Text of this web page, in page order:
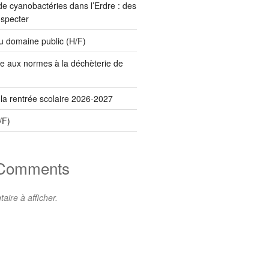
cyanobactéries dans l’Erdre : des
domaine public (H/F)
aux normes à la déchèterie de
rentrée scolaire 2026-2027
à afficher.